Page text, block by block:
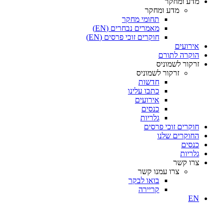
מדע ומחקר
תחומי מחקר
מאמרים נבחרים (EN)
חוקרים זוכי פרסים (EN)
אירועים
הוקרה לתורם
זרקור לשמוניס
זרקור לשמוניס
חדשות
כתבו עלינו
אירועים
כנסים
גלריות
חוקרים זוכי פרסים
החוקרים שלנו
כנסים
גלריות
צרו קשר
צרו עמנו קשר
בואו לבקר
קריירה
EN